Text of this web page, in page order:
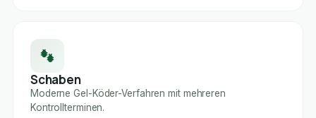
Schaben
Moderne Gel-Köder-Verfahren mit mehreren
Kontrollterminen.